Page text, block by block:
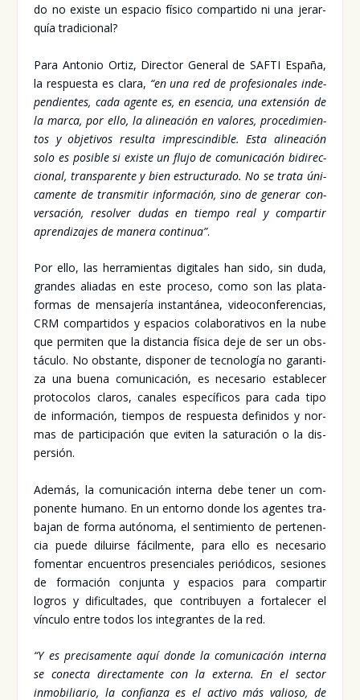
do no exis­te un espa­cio físi­co com­par­ti­do ni una jerar­
quía tra­di­cio­nal?
Para Anto­nio Ortiz, Direc­tor Gene­ral de SAF­TI Espa­ña,
la res­pues­ta es cla­ra, “en una red de pro­fe­sio­na­les inde­
pen­dien­tes, cada agen­te es, en esen­cia, una exten­sión de
la mar­ca, por ello, la ali­nea­ción en valo­res, pro­ce­di­mien­
tos y obje­ti­vos resul­ta impres­cin­di­ble. Esta ali­nea­ción
solo es posi­ble si exis­te un flu­jo de comu­ni­ca­ción bidi­rec­
cio­nal, trans­pa­ren­te y bien estruc­tu­ra­do. No se tra­ta úni­
ca­men­te de trans­mi­tir infor­ma­ción, sino de gene­rar con­
ver­sa­ción, resol­ver dudas en tiem­po real y com­par­tir
apren­di­za­jes de mane­ra con­ti­nua”.
Por ello, las herra­mien­tas digi­ta­les han sido, sin duda,
gran­des alia­das en este pro­ce­so, como son las pla­ta­
for­mas de men­sa­je­ría ins­tan­tá­nea, video­con­fe­ren­cias,
CRM com­par­ti­dos y espa­cios cola­bo­ra­ti­vos en la nube
que per­mi­ten que la dis­tan­cia físi­ca deje de ser un obs­
tácu­lo. No obs­tan­te, dis­po­ner de tec­no­lo­gía no garan­ti­
za una bue­na comu­ni­ca­ción, es nece­sa­rio esta­ble­cer
pro­to­co­los cla­ros, cana­les espe­cí­fi­cos para cada tipo
de infor­ma­ción, tiem­pos de res­pues­ta defi­ni­dos y nor­
mas de par­ti­ci­pa­ción que evi­ten la satu­ra­ción o la dis­
per­sión.
Ade­más, la comu­ni­ca­ción inter­na debe tener un com­
po­nen­te humano. En un entorno don­de los agen­tes tra­
ba­jan de for­ma autó­no­ma, el sen­ti­mien­to de per­te­nen­
cia pue­de diluir­se fácil­men­te, para ello es nece­sa­rio
fomen­tar encuen­tros pre­sen­cia­les perió­di­cos, sesio­nes
de for­ma­ción con­jun­ta y espa­cios para com­par­tir
logros y difi­cul­ta­des, que con­tri­bu­yen a for­ta­le­cer el
víncu­lo entre todos los inte­gran­tes de la red.
“Y es pre­ci­sa­men­te aquí don­de la comu­ni­ca­ción inter­na
se conec­ta direc­ta­men­te con la exter­na. En el sec­tor
inmo­bi­lia­rio, la con­fian­za es el acti­vo más valio­so, de